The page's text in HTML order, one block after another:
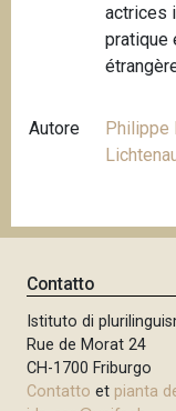
actrices
pratique
Autore Philippe
Contatto
Istituto di
Rue de Morat 24
CH-1700 Friburgo
Contatto et pianta